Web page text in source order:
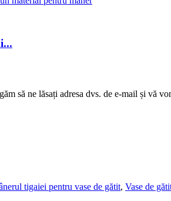
să ne lăsați adresa dvs. de e-mail și vă
tigaiei pentru vase de gătit, Vase de